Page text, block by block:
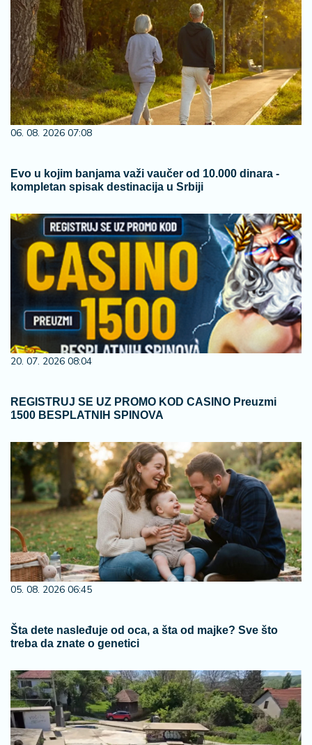
06. 08. 2026 07:08
Evo u kojim banjama važi vaučer od 10.000 dinara -
kompletan spisak destinacija u Srbiji
20. 07. 2026 08:04
REGISTRUJ SE UZ PROMO KOD CASINO Preuzmi
1500 BESPLATNIH SPINOVA
05. 08. 2026 06:45
Šta dete nasleđuje od oca, a šta od majke? Sve što
treba da znate o genetici